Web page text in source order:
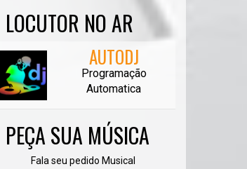
LOCUTOR NO AR
AUTODJ
Programação
Automatica
PEÇA SUA MÚSICA
Fala seu pedido Musical